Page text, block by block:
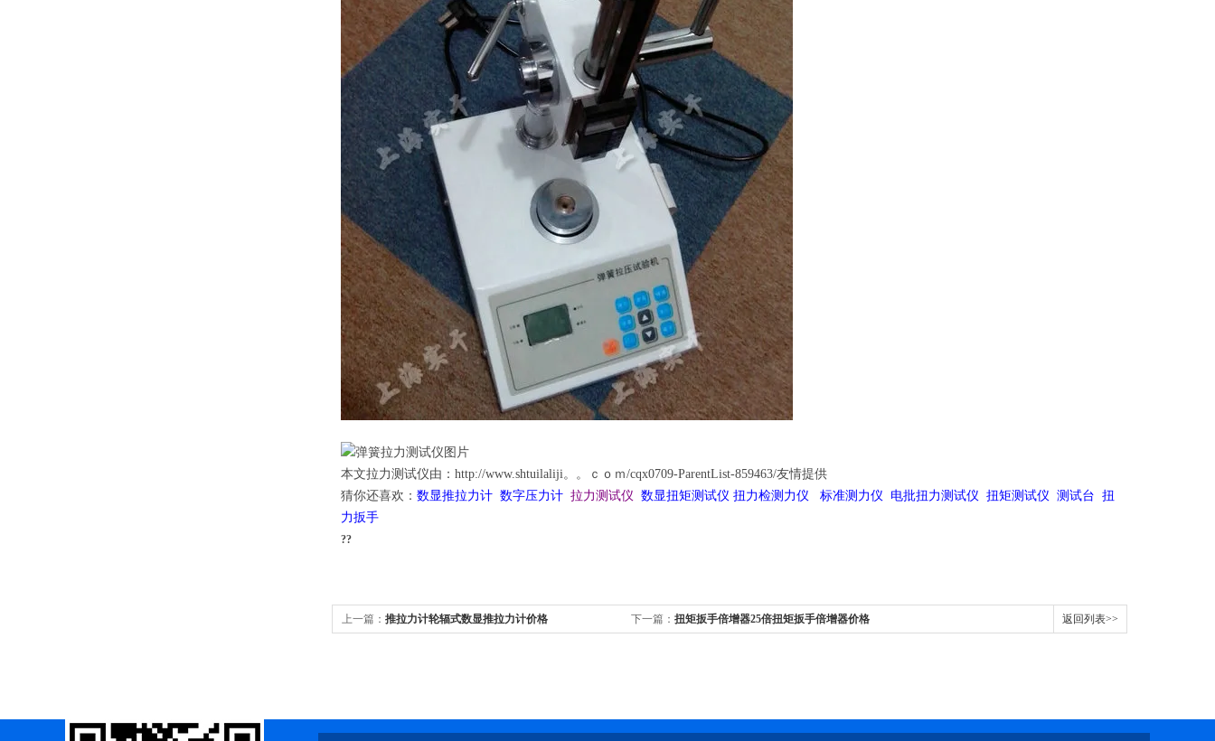
本文拉力测试仪由：http://www.shtuilaliji。。ｃｏｍ/cqx0709-ParentList-859463/友情提供
猜你还喜欢： 数显推拉力计 数字压力计 拉力测试仪 数显扭矩测试仪 扭力检测力仪 标准测力仪 电批扭力测试仪 扭矩测试仪 测试台 扭
力扳手
??
上一篇： 推拉力计轮辐式数显推拉力计价格 下一篇： 扭矩扳手倍增器25倍扭矩扳手倍增器价格 返回列表>>